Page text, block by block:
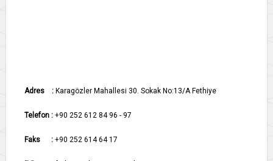
Adres : Karagözler Mahallesi 30. Sokak No:13/A Fethiye
Telefon : +90 252 612 84 96 - 97
Faks : +90 252 614 64 17